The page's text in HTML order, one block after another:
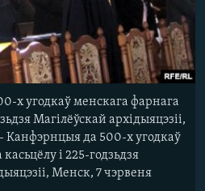
х угодкаў менскага фарнага
Магілёўскай архідыяцэзіі,
Канфэрнцыя да 500-х угодкаў
і 225-годзьдзя
Менск, 7 чэрвеня